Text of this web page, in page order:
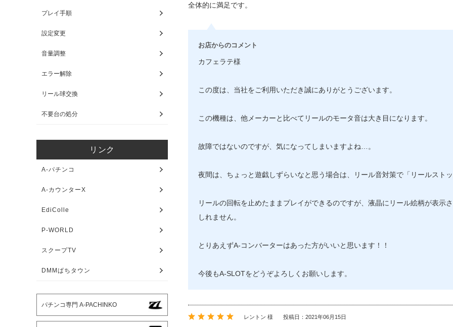
全体的に満足です。
お店からのコメント
カフェラテ様
この度は、当社をご利用いただき誠にありがとうございます。
この機種は、他メーカーと比べてリールのモータ音は大き目になります。
故障ではないのですが、気になってしまいますよね…。
夜間は、ちょっと遊戯しずらいなと思う場合は、リール音対策で「リールストッ
リールの回転を止めたままプレイができるのですが、液晶にリール絵柄が表示
しれません。
とりあえずA-コンバーターはあった方がいいと思います！！
今後もA-SLOTをどうぞよろしくお願いします。
レントン 様 投稿日：2021年06月15日
プレイ手順
設定変更
音量調整
エラー解除
リール球交換
不要台の処分
リンク
A-パチンコ
A-カウンターX
EdiColle
P-WORLD
スクープTV
DMMぱちタウン
パチンコ専門 A-PACHINKO